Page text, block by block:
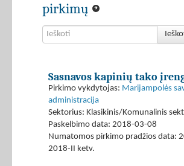
pirkimų
Sasnavos kapinių tako
Pirkimo vykdytojas: Marijampolės
administracija
Sektorius: Klasikinis/Komunalinis
Paskelbimo data: 2018-03-08
Numatomos pirkimo pradžios data:
2018-II ketv.